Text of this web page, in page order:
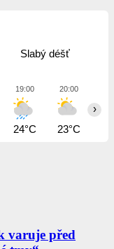
Slabý déšť
19:00
24°C
20:00
23°C
›
varuje před